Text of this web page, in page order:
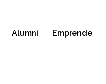
Alumni Emprende